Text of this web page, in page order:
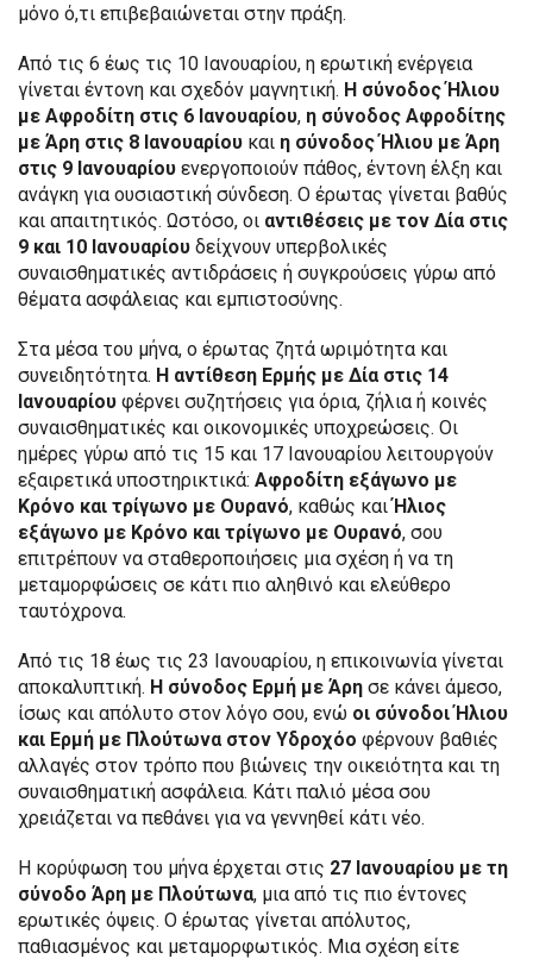
μόνο ό,τι επιβεβαιώνεται στην πράξη.
Από τις 6 έως τις 10 Ιανουαρίου, η ερωτική ενέργεια
γίνεται έντονη και σχεδόν μαγνητική. Η σύνοδος Ήλιου
με Αφροδίτη στις 6 Ιανουαρίου, η σύνοδος Αφροδίτης
με Άρη στις 8 Ιανουαρίου και η σύνοδος Ήλιου με Άρη
στις 9 Ιανουαρίου ενεργοποιούν πάθος, έντονη έλξη και
ανάγκη για ουσιαστική σύνδεση. Ο έρωτας γίνεται βαθύς
και απαιτητικός. Ωστόσο, οι αντιθέσεις με τον Δία στις
9 και 10 Ιανουαρίου δείχνουν υπερβολικές
συναισθηματικές αντιδράσεις ή συγκρούσεις γύρω από
θέματα ασφάλειας και εμπιστοσύνης.
Στα μέσα του μήνα, ο έρωτας ζητά ωριμότητα και
συνειδητότητα. Η αντίθεση Ερμής με Δία στις 14
Ιανουαρίου φέρνει συζητήσεις για όρια, ζήλια ή κοινές
συναισθηματικές και οικονομικές υποχρεώσεις. Οι
ημέρες γύρω από τις 15 και 17 Ιανουαρίου λειτουργούν
εξαιρετικά υποστηρικτικά: Αφροδίτη εξάγωνο με
Κρόνο και τρίγωνο με Ουρανό, καθώς καιΉλιος
εξάγωνο με Κρόνο και τρίγωνο με Ουρανό, σου
επιτρέπουν να σταθεροποιήσεις μια σχέση ή να τη
μεταμορφώσεις σε κάτι πιο αληθινό και ελεύθερο
ταυτόχρονα.
Από τις 18 έως τις 23 Ιανουαρίου, η επικοινωνία γίνεται
αποκαλυπτική. Η σύνοδος Ερμή με Άρη σε κάνει άμεσο,
ίσως και απόλυτο στον λόγο σου, ενώ οι σύνοδοι Ήλιου
και Ερμή με Πλούτωνα στον Υδροχόο φέρνουν βαθιές
αλλαγές στον τρόπο που βιώνεις την οικειότητα και τη
συναισθηματική ασφάλεια. Κάτι παλιό μέσα σου
χρειάζεται να πεθάνει για να γεννηθεί κάτι νέο.
Η κορύφωση του μήνα έρχεται στις 27 Ιανουαρίου με τη
σύνοδο Άρη με Πλούτωνα, μια από τις πιο έντονες
ερωτικές όψεις. Ο έρωτας γίνεται απόλυτος,
παθιασμένος και μεταμορφωτικός. Μια σχέση είτε